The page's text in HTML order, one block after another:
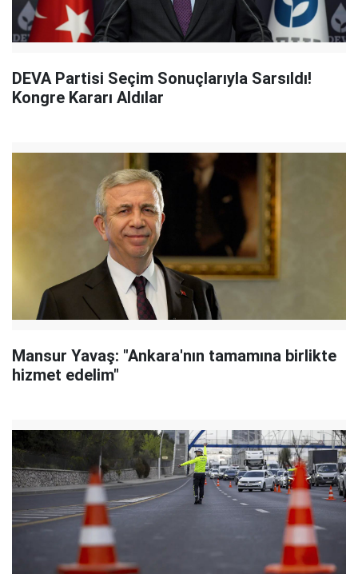
DEVA Partisi Seçim Sonuçlarıyla Sarsıldı!
Kongre Kararı Aldılar
Mansur Yavaş: "Ankara'nın tamamına birlikte
hizmet edelim"